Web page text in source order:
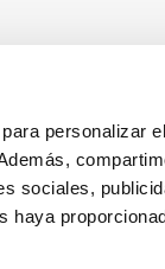
personalizar
sociales,
haya